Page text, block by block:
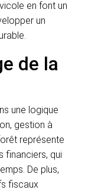
en font un
un
de la
une logique
gestion à
représente
financiers, qui
De plus,
fiscaux